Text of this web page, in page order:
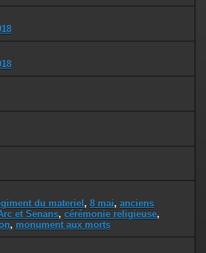
du materiel , 8 mai, anciens
et Senans, cérémonie religieuse,
, monument aux morts